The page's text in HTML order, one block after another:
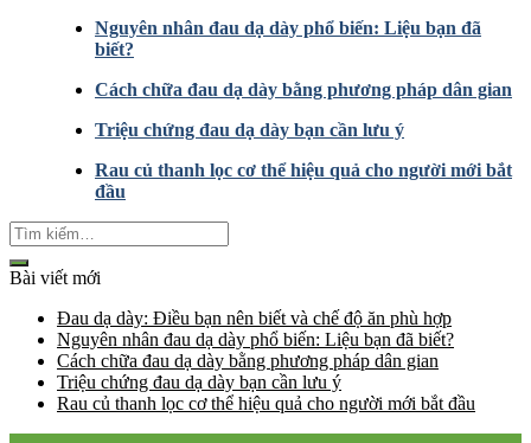
Nguyên nhân đau dạ dày phổ biến: Liệu bạn đã
biết?
Cách chữa đau dạ dày bằng phương pháp dân gian
Triệu chứng đau dạ dày bạn cần lưu ý
Rau củ thanh lọc cơ thể hiệu quả cho người mới bắt
đầu
Bài viết mới
Đau dạ dày: Điều bạn nên biết và chế độ ăn phù hợp
Nguyên nhân đau dạ dày phổ biến: Liệu bạn đã biết?
Cách chữa đau dạ dày bằng phương pháp dân gian
Triệu chứng đau dạ dày bạn cần lưu ý
Rau củ thanh lọc cơ thể hiệu quả cho người mới bắt đầu